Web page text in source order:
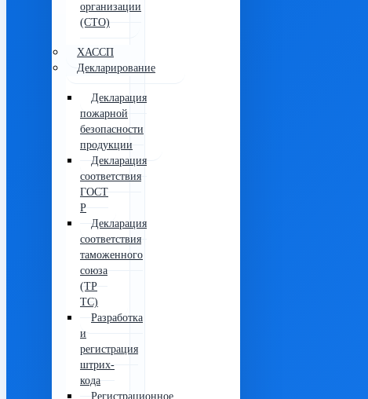
организации
(СТО)
ХАССП
Декларирование
Декларация
пожарной
безопасности
продукции
Декларация
соответствия
ГОСТ
Р
Декларация
соответствия
таможенного
союза
(ТР
ТС)
Разработка
и
регистрация
штрих-
кода
Регистрационное